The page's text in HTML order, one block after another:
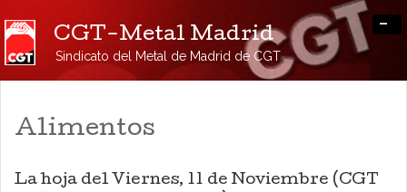
CGT-Metal Madrid
Sindicato del Metal de Madrid de CGT
-
Alimentos
La hoja del Viernes, 11 de Noviembre (CGT